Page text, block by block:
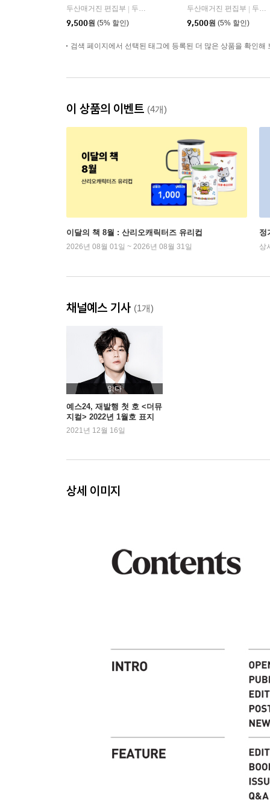
6]
두산매거진 편집부
두산매거진
9,500원 (5% 할인)
6]
두산매거진 편집부
두산매거진
9,500원 (5% 할인)
검색 페이지에서 선택된 태그에 등록된 더 많은 상품을 확인해
이 상품의 이벤트 (4개)
이달의 책 8월 : 산리오캐릭터즈 유리컵
2026년 08월 01일 ~ 2026년 08월 31일
정
상
채널예스 기사 (1개)
읽다
예스24, 재발행 첫 호 <더뮤
지컬> 2022년 1월호 표지
공개
2021년 12월 16일
상세 이미지